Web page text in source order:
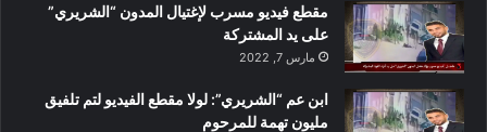
مقطع فيديو مسرب لإغتيال المدون “الشريري”
على يد المشتركة
مارس 7, 2022
ابن عم “الشريري”: لولا مقطع الفيديو لتم تلفيق
مليون تهمة للمرحوم